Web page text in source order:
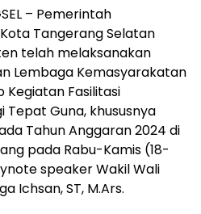
– Pemerintah
Tangerang Selatan
telah melaksanakan
Lembaga Kemasyarakatan
Kegiatan Fasilitasi
Guna, khususnya
Tahun Anggaran 2024 di
pada Rabu-Kamis (18-
speaker Wakil Wali
Ichsan, ST, M.Ars.